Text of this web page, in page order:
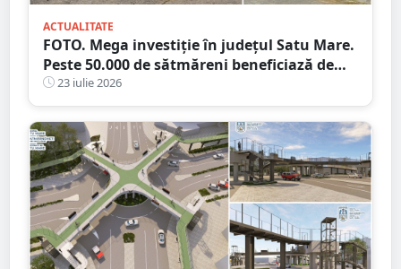
ACTUALITATE
FOTO. Mega investiție în județul Satu Mare.
Peste 50.000 de sătmăreni beneficiază de
rețeaua de 39 de km!
23 iulie 2026